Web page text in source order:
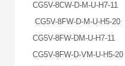
CG5V-8CW-D-M-U-H7-11
CG5V-8FW-D-M-U-H5-20
CG5V-8FW-DM-U-H7-11
CG5V-8FW-D-VM-U-H5-20